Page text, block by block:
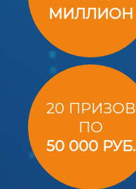
МИЛЛИОН
20 ПРИЗОВ
ПО
50 000 РУБ.